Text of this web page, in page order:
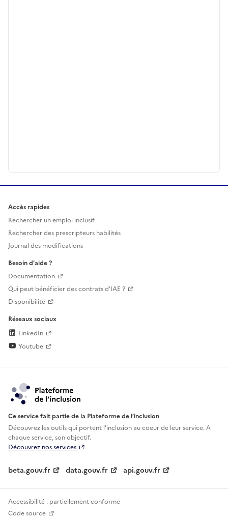
Accès rapides
Rechercher un emploi inclusif
Rechercher des prescripteurs habilités
Journal des modifications
Besoin d'aide ?
Documentation
Qui peut bénéficier des contrats d'IAE ?
Disponibilité
Réseaux sociaux
LinkedIn
Youtube
Ce service fait partie de la Plateforme de l’inclusion
Découvrez les outils qui portent l'inclusion aucoeur de leur service. A
chaque service, son objectif.
Découvrez nos services
beta.gouv.fr data.gouv.fr api.gouv.fr
Accessibilité : partiellement conforme
Code source